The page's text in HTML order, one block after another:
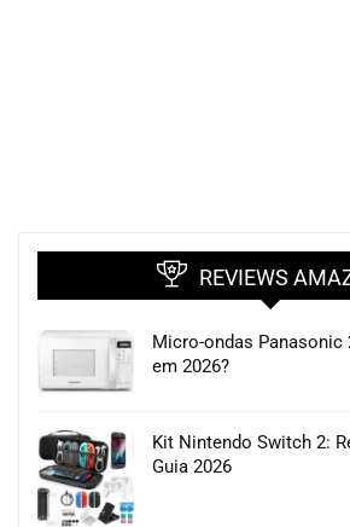
REVIEWS
Micro-ondas Panasonic
em 2026?
Kit Nintendo Switch 2:
Guia 2026